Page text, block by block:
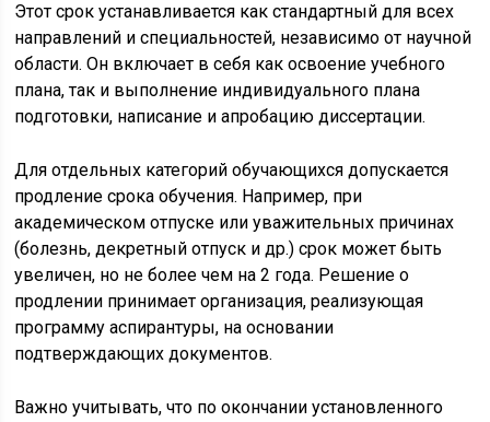
Этот срок устанавливается как стандартный для всех
направлений и специальностей, независимо от научной
области. Он включает в себя как освоение учебного
плана, так и выполнение индивидуального плана
подготовки, написание и апробацию диссертации.
Для отдельных категорий обучающихся допускается
продление срока обучения. Например, при
академическом отпуске или уважительных причинах
(болезнь, декретный отпуск и др.) срок может быть
увеличен, но не более чем на 2 года. Решение о
продлении принимает организация, реализующая
программу аспирантуры, на основании
подтверждающих документов.
Важно учитывать, что по окончании установленного